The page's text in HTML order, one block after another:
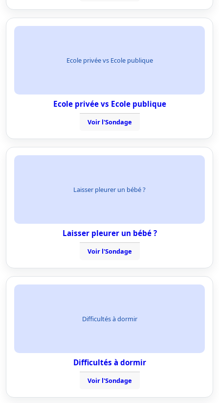
Ecole privée vs Ecole publique
Ecole privée vs Ecole publique
Voir l'Sondage
Laisser pleurer un bébé ?
Laisser pleurer un bébé ?
Voir l'Sondage
Difficultés à dormir
Difficultés à dormir
Voir l'Sondage